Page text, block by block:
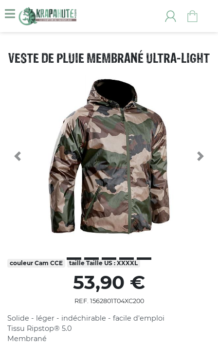
VESTE DE PLUIE MEMBRANÉ ULTRA-LIGHT
Solide - léger - indéchirable - facile d'emploi
Tissu Ripstop® 5.0
Membrané
Previous
53,90 €
REF. 1562801T04XC200
couleur Cam CCE tailleTaille US : XXXXL